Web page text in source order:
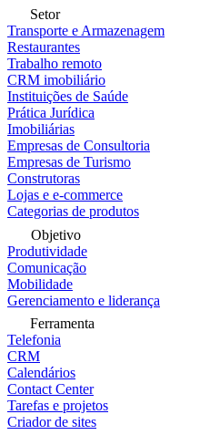
Setor
Transporte e Armazenagem
Restaurantes
Trabalho remoto
CRM imobiliário
Instituições de Saúde
Prática Jurídica
Imobiliárias
Empresas de Consultoria
Empresas de Turismo
Construtoras
Lojas e e-commerce
Categorias de produtos
Objetivo
Produtividade
Comunicação
Mobilidade
Gerenciamento e liderança
Ferramenta
Telefonia
CRM
Calendários
Contact Center
Tarefas e projetos
Criador de sites